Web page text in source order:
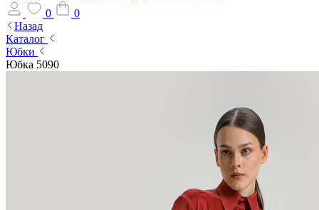
0
0
Назад
Каталог
Юбки
Юбка 5090